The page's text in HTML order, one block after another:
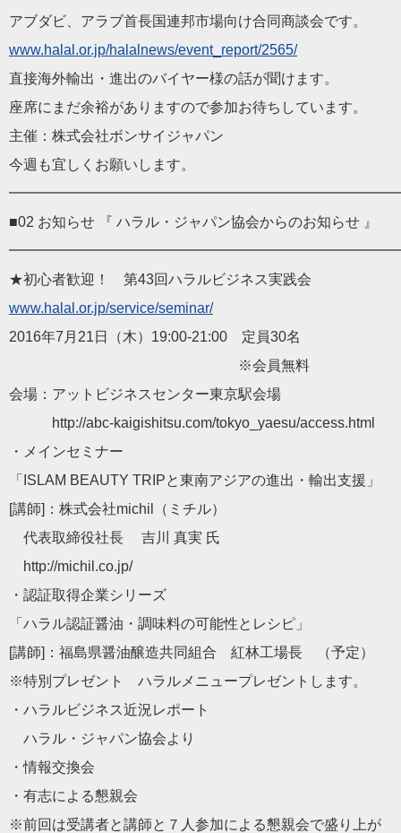
アブダビ、アラブ首長国連邦市場向け合同商談会です。
www.halal.or.jp/halalnews/event_report/2565/
直接海外輸出・進出のバイヤー様の話が聞けます。
座席にまだ余裕がありますので参加お待ちしています。
主催：株式会社ボンサイジャパン
今週も宜しくお願いします。
■02 お知らせ 『 ハラル・ジャパン協会からのお知らせ 』
★初心者歓迎！ 第43回ハラルビジネス実践会
www.halal.or.jp/service/seminar/
2016年7月21日（木）19:00-21:00 定員30名
※会員無料
会場：アットビジネスセンター東京駅会場
http://abc-kaigishitsu.com/tokyo_yaesu/access.html
・メインセミナー
「ISLAM BEAUTY TRIPと東南アジアの進出・輸出支援」
[講師]：株式会社michil（ミチル）
代表取締役社長 吉川 真実 氏
http://michil.co.jp/
・認証取得企業シリーズ
「ハラル認証醤油・調味料の可能性とレシピ」
[講師]：福島県醤油醸造共同組合 紅林工場長 （予定）
※特別プレゼント ハラルメニュープレゼントします。
・ハラルビジネス近況レポート
ハラル・ジャパン協会より
・情報交換会
・有志による懇親会
※前回は受講者と講師と７人参加による懇親会で盛り上が